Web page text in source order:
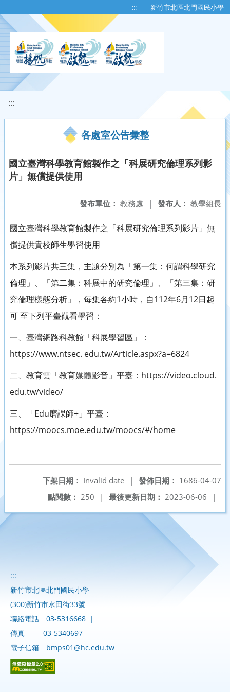
::: 新竹市北區北門國民小學
:::
各處室公告彙整
國立臺灣科學教育館製作之「科展研究倫理系列影
片」無償提供使用
發布人： 教學組長
發布單位： 教務處 |
國立臺灣科學教育館製作之「科展研究倫理系列影片」無
償提供貴校師生學習使用
本系列影片共三集，主題分別為「第一集：何謂科學研究
倫理」、「第二集：科展中的研究倫理」、「第三集：研
究倫理樣態分析」，每集各約1小時，自112年6月12日起
可 至下列平臺觀看學習：
一、臺灣網路科教館「科展學習區」：
https://www.ntsec. edu.tw/Article.aspx?a=6824
二、教育雲「教育媒體影音」平臺：https://video.cloud.
edu.tw/video/
三、「Edu磨課師+」平臺：
https://moocs.moe.edu.tw/moocs/#/home
發佈日期： 1686-04-07
下架日期： Invalid date
|
最後更新日期： 2023-06-06 |
點閱數： 250 |
:::
新竹市北區北門國民小學
(300)新竹市水田街33號
聯絡電話
03-5316668 |
傳真
03-5340697
電子信箱
bmps01@hc.edu.tw